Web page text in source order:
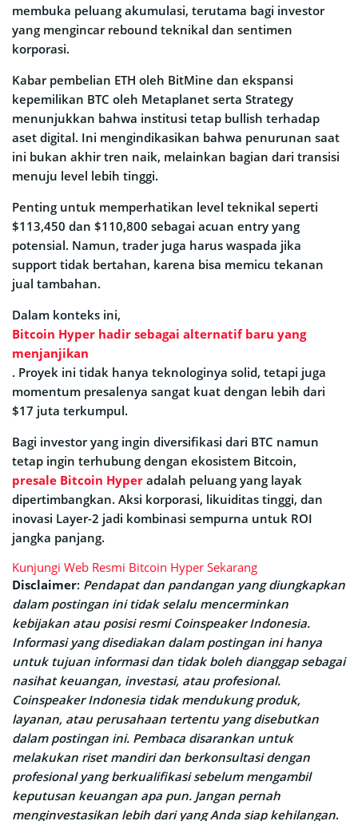
membuka peluang akumulasi, terutama bagi investor
yang mengincar rebound teknikal dan sentimen
korporasi.
Kabar pembelian ETH oleh BitMine dan ekspansi
kepemilikan BTC oleh Metaplanet serta Strategy
menunjukkan bahwa institusi tetap bullish terhadap
aset digital. Ini mengindikasikan bahwa penurunan saat
ini bukan akhir tren naik, melainkan bagian dari transisi
menuju level lebih tinggi.
Penting untuk memperhatikan level teknikal seperti
$113,450 dan $110,800 sebagai acuan entry yang
potensial. Namun, trader juga harus waspada jika
support tidak bertahan, karena bisa memicu tekanan
jual tambahan.
Dalam konteks ini,
Bitcoin Hyper hadir sebagai alternatif baru yang
menjanjikan
. Proyek ini tidak hanya teknologinya solid, tetapi juga
momentum presalenya sangat kuat dengan lebih dari
$17 juta terkumpul.
Bagi investor yang ingin diversifikasi dari BTC namun
tetap ingin terhubung dengan ekosistem Bitcoin,
presale Bitcoin Hyper adalah peluang yang layak
dipertimbangkan. Aksi korporasi, likuiditas tinggi, dan
inovasi Layer-2 jadi kombinasi sempurna untuk ROI
jangka panjang.
Kunjungi Web Resmi Bitcoin Hyper Sekarang
Disclaimer: Pendapat dan pandangan yang diungkapkan
dalam postingan ini tidak selalu mencerminkan
kebijakan atau posisi resmi Coinspeaker Indonesia.
Informasi yang disediakan dalam postingan ini hanya
untuk tujuan informasi dan tidak boleh dianggap sebagai
nasihat keuangan, investasi, atau profesional.
Coinspeaker Indonesia tidak mendukung produk,
layanan, atau perusahaan tertentu yang disebutkan
dalam postingan ini. Pembaca disarankan untuk
melakukan riset mandiri dan berkonsultasi dengan
profesional yang berkualifikasi sebelum mengambil
keputusan keuangan apa pun. Jangan pernah
menginvestasikan lebih dari yang Anda siap kehilangan.